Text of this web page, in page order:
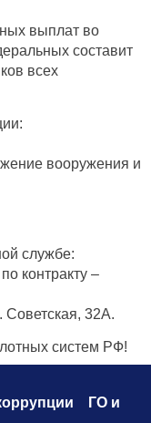
выплат во
составит
всех
вооружения и
службе:
контракту –
Советская, 32А.
систем РФ!
и
ГО и